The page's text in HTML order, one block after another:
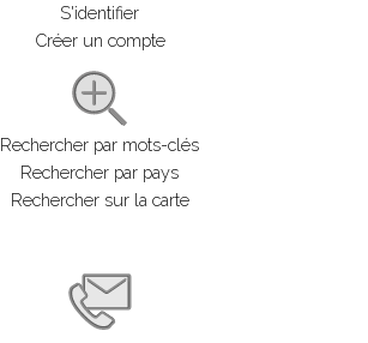
S'identifier
Créer un compte
Rechercher par mots-clés
Rechercher par pays
Rechercher sur la carte